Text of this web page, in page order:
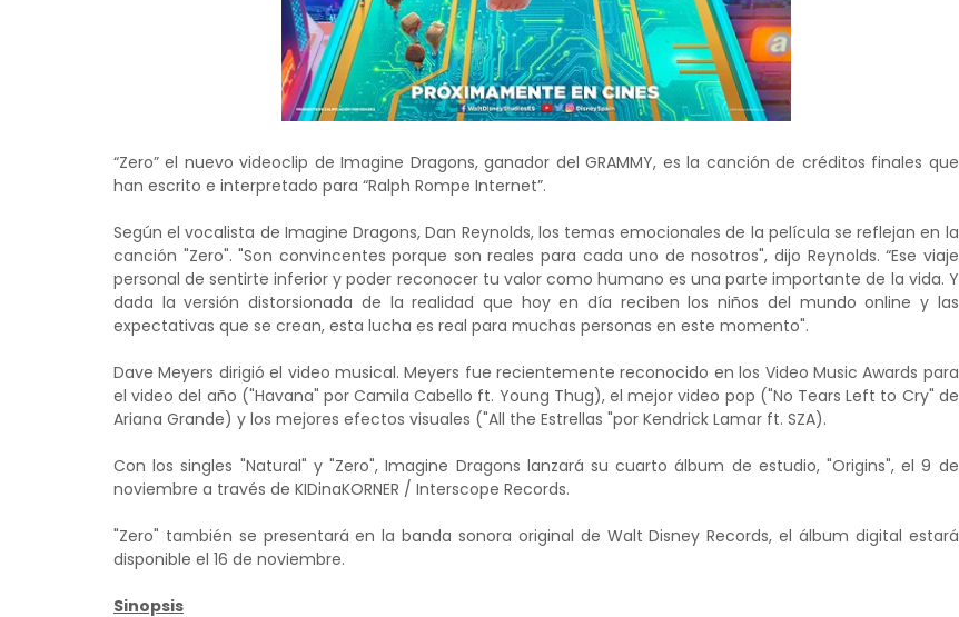
“Zero” el nuevo videoclip de Imagine Dragons, ganador del GRAMMY, es la canción de créditos finales que
han escrito e interpretado para “Ralph Rompe Internet”.
Según el vocalista de Imagine Dragons, Dan Reynolds, los temas emocionales de la película se reflejan en la
canción "Zero". "Son convincentes porque son reales para cada uno de nosotros", dijo Reynolds. “Ese viaje
personal de sentirte inferior y poder reconocer tu valor como humano es una parte importante de la vida. Y
dada la versión distorsionada de la realidad que hoy en día reciben los niños del mundo online y las
expectativas que se crean, esta lucha es real para muchas personas en este momento".
Dave Meyers dirigió el video musical. Meyers fue recientemente reconocido en los Video Music Awards para
el video del año ("Havana" por Camila Cabello ft. Young Thug), el mejor video pop ("No Tears Left to Cry" de
Ariana Grande) y los mejores efectos visuales ("All the Estrellas "por Kendrick Lamar ft. SZA).
Con los singles "Natural" y "Zero", Imagine Dragons lanzará su cuarto álbum de estudio, "Origins", el 9 de
noviembre a través de KIDinaKORNER / Interscope Records.
"Zero" también se presentará en la banda sonora original de Walt Disney Records, el álbum digital estará
disponible el 16 de noviembre.
Sinopsis